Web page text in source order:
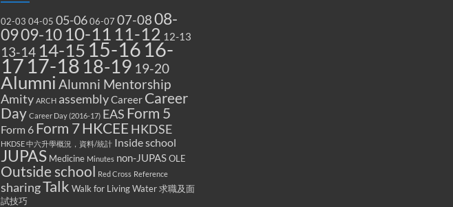
02-03 04-05 05-0606-07 07-0808-
0909-10 10-11 11-12 12-13
13-14 14-15 15-16 16-
17 17-18 18-19 19-20
Alumni Alumni Mentorship
Amity ARCH assemblyCareer Career
Day Career Day (2016-17) EAS Form 5
Form 6 Form 7HKCEE HKDSE
HKDSE 中六升學概況，資料/統計 Inside school
JUPAS Medicine Minutes non-JUPASOLE
Outside school Red Cross Reference
sharingTalk Walk for Living Water求職及面
試技巧